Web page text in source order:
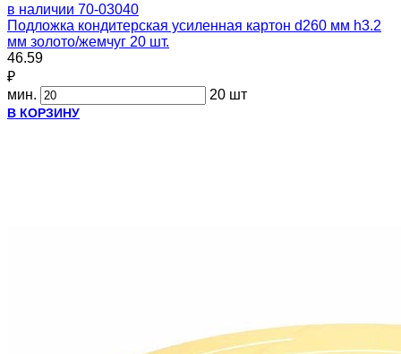
в наличии 70-03040
Подложка кондитерская усиленная картон d260 мм h3.2
мм золото/жемчуг 20 шт.
46.59
₽
мин.
20 шт
В КОРЗИНУ